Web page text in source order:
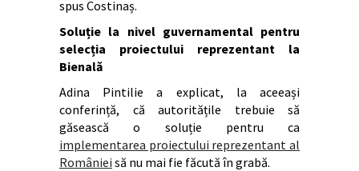
spus Costinaș.
Soluție la nivel guvernamental pentru
selecția proiectului reprezentant la
Bienală
Adina Pintilie a explicat, la aceeași
conferință, că autoritățile trebuie să
găsească o soluție pentru ca
implementarea proiectului reprezentant al
României să nu mai fie făcută în grabă.